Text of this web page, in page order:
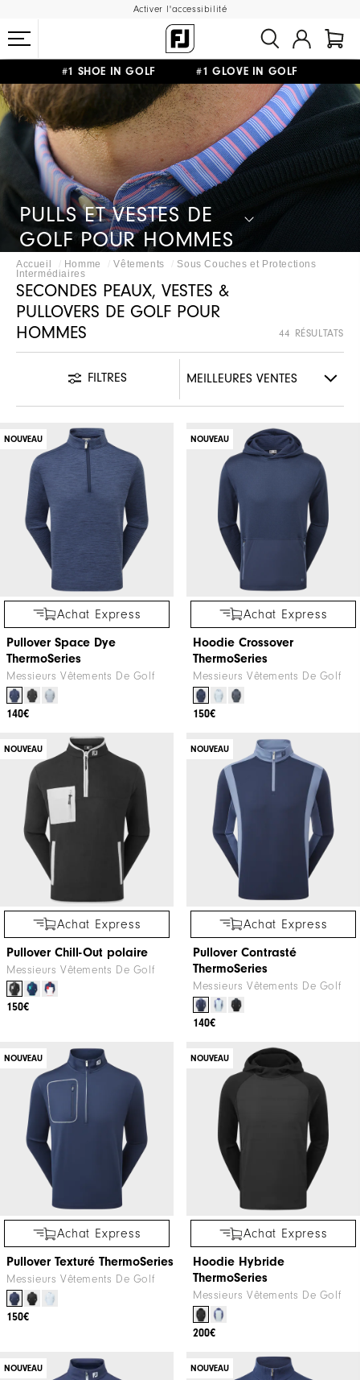
Activer l'accessibilité
#1 SHOE IN GOLF #1 GLOVE IN GOLF
LIVRAISON OFFERTE DÈS 99€+&RETOUR GRATUIT
PULLS ET VESTES DE
GOLF POUR HOMMES
Accueil Homme Vêtements
Sous Couches et Protections
Intermédiaires
SECONDES PEAUX, VESTES &
PULLOVERS DE GOLF POUR
HOMMES
44 RÉSULTATS
FILTRES
NOUVEAU
Achat Express
Pullover Space Dye
ThermoSeries
Messieurs Vêtements De Golf
140€
NOUVEAU
Achat Express
Hoodie Crossover
ThermoSeries
Messieurs Vêtements De Golf
150€
NOUVEAU
Achat Express
Pullover Chill-Out polaire
Messieurs Vêtements De Golf
150€
NOUVEAU
Achat Express
Pullover Contrasté
ThermoSeries
Messieurs Vêtements De Golf
140€
NOUVEAU
Achat Express
Pullover Texturé ThermoSeries
Messieurs Vêtements De Golf
150€
NOUVEAU
Achat Express
Hoodie Hybride
ThermoSeries
Messieurs Vêtements De Golf
200€
NOUVEAU NOUVEAU